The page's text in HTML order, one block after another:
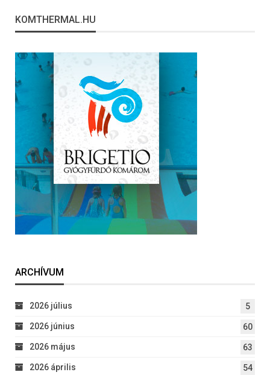
KOMTHERMAL.HU
ARCHÍVUM
2026 július 5
2026 június 60
2026 május 63
2026 április 54